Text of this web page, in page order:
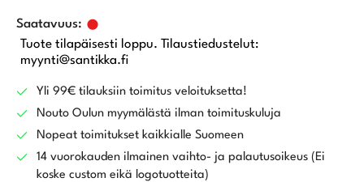
Tuote tilapäisesti loppu. Tilaustiedustelut:
myynti@santikka.fi
Yli 99€ tilauksiin toimitus veloituksetta!
Nouto Oulun myymälästä ilman toimituskuluja
Nopeat toimitukset kaikkialle Suomeen
14 vuorokauden ilmainen vaihto- ja palautusoikeus (Ei
koske custom eikä logotuotteita)